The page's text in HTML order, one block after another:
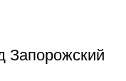
Запорожский